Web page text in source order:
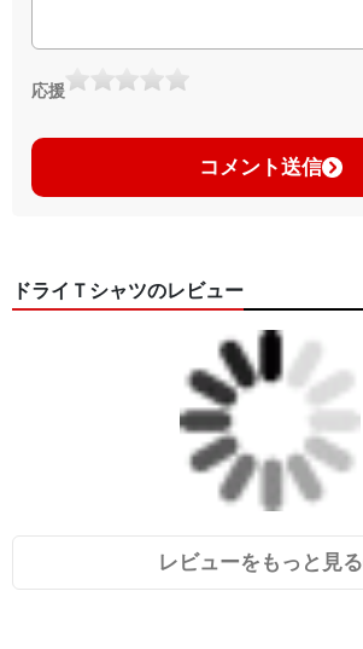
応援
コメント送信
ドライＴシャツのレビュー
レビューをもっと見る